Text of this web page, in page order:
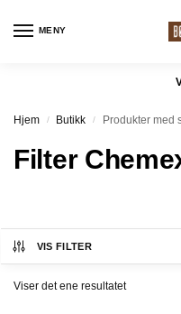
MENY
Hjem / Butikk / Produkter med
Filter
VIS FILTER
Viser det ene resultatet